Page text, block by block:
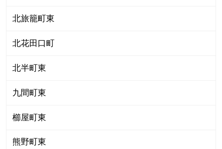
北旅籠町東
北花田口町
北半町東
九間町東
櫛屋町東
熊野町東